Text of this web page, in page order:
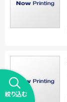
絞り込む